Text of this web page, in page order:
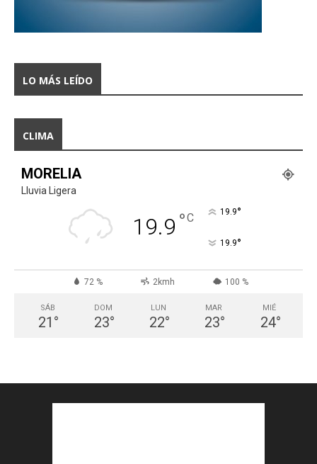
LO MÁS LEÍDO
CLIMA
MORELIA
Lluvia Ligera
19.9 °C 19.9°
19.9°
72 % 2kmh 100 %
SÁB
21 °
DOM
23°
LUN
22°
MAR
23°
MIÉ
24°